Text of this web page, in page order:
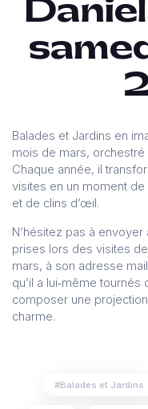
Balades et Jardins en
mois de mars, orchestré
Chaque année, il
visites en un moment
et de clins d’œil.
N’hésitez pas à
prises lors des visites de
mars, à son adresse
qu’il a lui‑même
composer une
charme.
Balades et Jardins